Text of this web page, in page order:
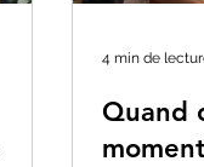
Quand
4 min de